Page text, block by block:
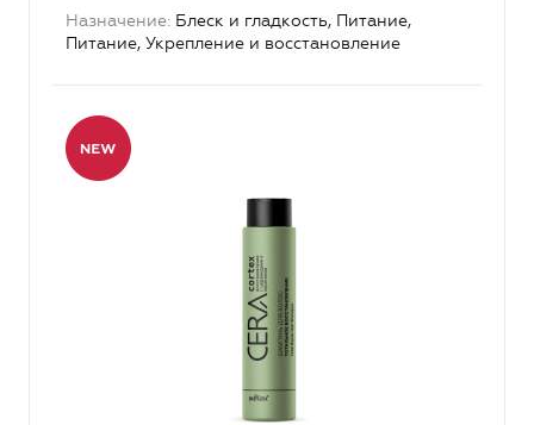
Назначение Блеск и гладкость, Питание,
Питание, Укрепление и восстановление